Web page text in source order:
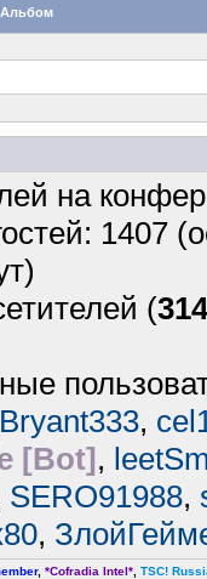
Альбом
на
1407
(
Bryant333,
[Bot],
SERO91988,
,
, *Cofradia Intel* TSC!